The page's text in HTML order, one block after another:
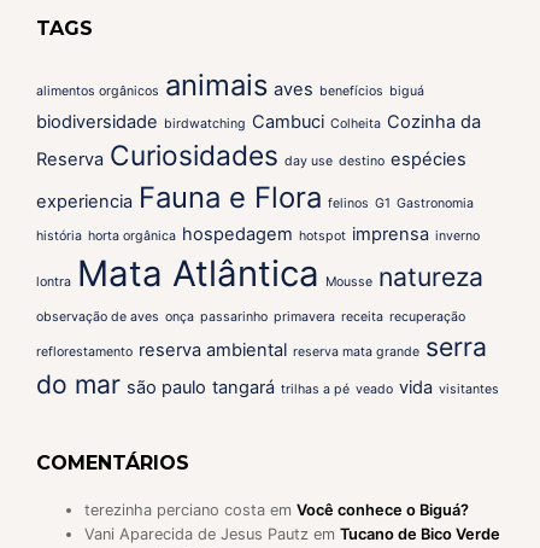
TAGS
alimentos orgânicos animais aves benefícios biguá
biodiversidade birdwatching Cambuci Colheita Cozinha da
Reserva Curiosidades day use destino espécies
experiencia Fauna e Flora felinos G1 Gastronomia
história horta orgânica hospedagem hotspot imprensa inverno
lontra Mata Atlântica Mousse natureza
observação de aves onça passarinho primavera receita recuperação
reflorestamento reserva ambiental reserva mata grande serra
do mar são paulo tangará trilhas a pé veado vida visitantes
COMENTÁRIOS
terezinha perciano costa em Você conhece o Biguá?
Vani Aparecida de Jesus Pautz em Tucano de Bico Verde